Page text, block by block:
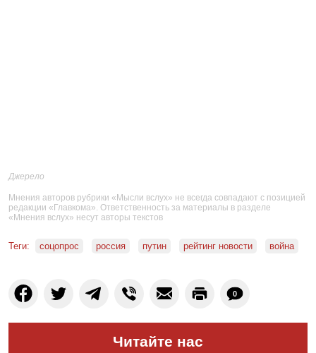
Джерело
Мнения авторов рубрики «Мысли вслух» не всегда совпадают с позицией
редакции «Главкома». Ответственность за материалы в разделе
«Мнения вслух» несут авторы текстов
Теги: соцопрос россия путин рейтинг новости война
0
Читайте нас